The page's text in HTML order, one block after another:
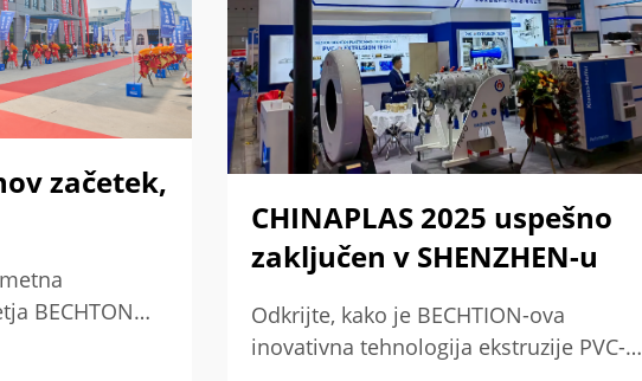
začetek,
BECHTON
globalnim
CHINAPLAS 2025 uspešno
zaključen v SHENZHEN-u
Odkrijte, kako je BECHTION-ova
inovativna tehnologija ekstruzije PVC-O